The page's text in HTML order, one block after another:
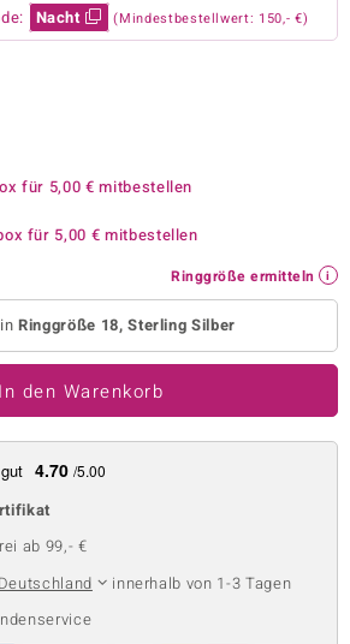
Nacht (Mindestbestellwert: 150,- €)
für 5,00 € mitbestellen
für 5,00 € mitbestellen
Ringgröße ermitteln
inRinggröße 18, Sterling Silber
In den Warenkorb
4.70 /5.00
ab 99,- €
Deutschland
innerhalb von 1-3 Tagen